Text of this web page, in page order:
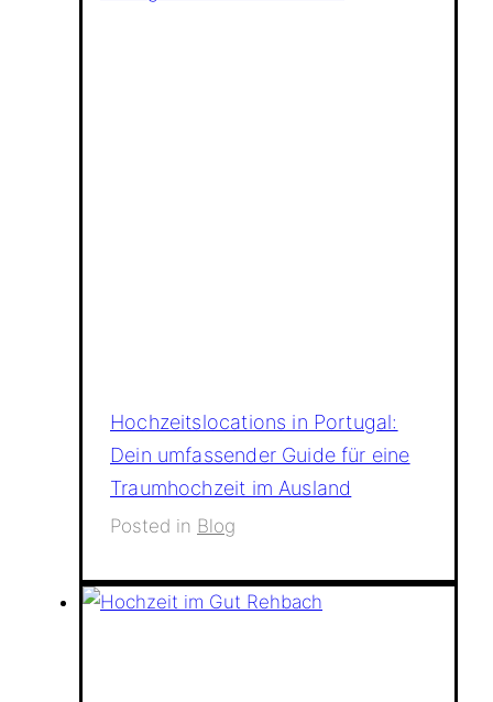
Hochzeitslocations in Portugal:
Dein umfassender Guide für eine
Traumhochzeit im Ausland
Posted in Blog